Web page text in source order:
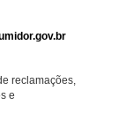
reclamações,
e